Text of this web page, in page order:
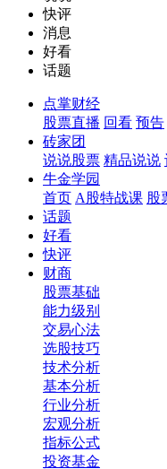
快评
消息
好看
话题
点掌财经
股票直播 回看 预告
砖家团
说说股票 精品说说
牛金学园
首页 A股特战课 股
话题
好看
快评
财商
股票基础
能力级别
交易心法
选股技巧
技术分析
基本分析
行业分析
宏观分析
指标公式
投资基金